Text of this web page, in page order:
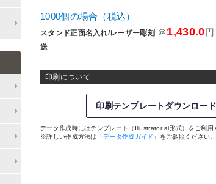
1000個の場合（税込）
スタンド正面名入れ/レーザー彫刻 ＠1,430.0
送
印刷について
印刷テンプレートダウンロード
データ作成時にはテンプレート（Illustrator ai形式）をご利用
※詳しい作成方法は「データ作成ガイド 」をご参照ください。